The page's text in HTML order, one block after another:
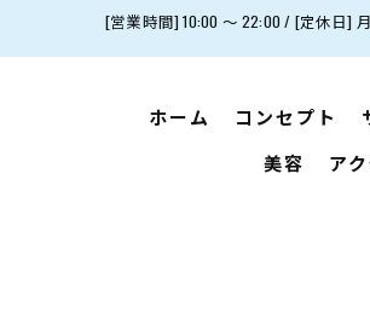
[営業時間] 10:00 〜 22:00 / [定休日]
ホーム コンセプト
美容
ア